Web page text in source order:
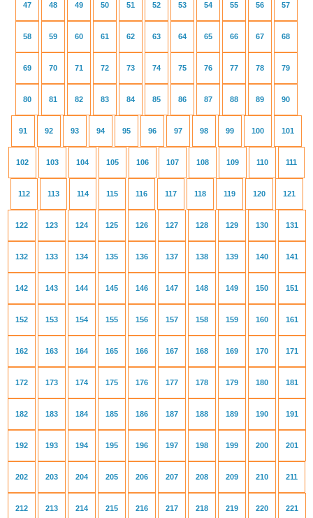
47 48 49 50 51 52 53 54 55 56 57
58 59 60 61 62 63 64 65 66 67 68
69 70 71 72 73 74 75 76 77 78 79
80 81 82 83 84 85 86 87 88 89 90
91 92 93 94 95 96 97 98 99 100 101
102 103 104 105 106 107 108 109 110 111
112 113 114 115 116 117 118 119 120 121
122 123 124 125 126 127 128 129 130 131
132 133 134 135 136 137 138 139 140 141
142 143 144 145 146 147 148 149 150 151
152 153 154 155 156 157 158 159 160 161
162 163 164 165 166 167 168 169 170 171
172 173 174 175 176 177 178 179 180 181
182 183 184 185 186 187 188 189 190 191
192 193 194 195 196 197 198 199 200 201
202 203 204 205 206 207 208 209 210 211
212 213 214 215 216 217 218 219 220 221